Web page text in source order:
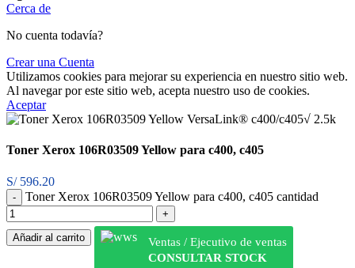
Cerca de
No cuenta todavía?
Crear una Cuenta
Utilizamos cookies para mejorar su experiencia en nuestro sitio web.
Al navegar por este sitio web, acepta nuestro uso de cookies.
Aceptar
Toner Xerox 106R03509 Yellow para c400, c405
S/596.20
Toner Xerox 106R03509 Yellow para c400, c405 cantidad
Añadir al carrito
Ventas / Ejecutivo de ventas
CONSULTAR STOCK